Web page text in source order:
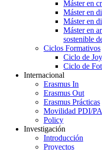
Máster en
Máster en
Máster en
Máster en
sostenible
Ciclos Formativos
Ciclo de
Ciclo de
Internacional
Erasmus In
Erasmus Out
Erasmus Prácticas
Movilidad PDI/
Policy
Investigación
Introducción
Proyectos